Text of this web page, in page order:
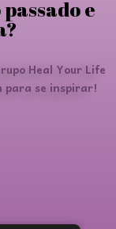
e
Heal Your Life
para se inspirar!